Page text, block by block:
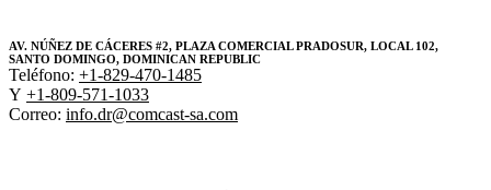
AV. NÚÑEZ DE CÁCERES #2, PLAZA COMERCIAL PRADOSUR, LOCAL 102,
SANTO DOMINGO, DOMINICAN REPUBLIC
Teléfono: +1-829-470-1485
Y +1-809-571-1033
Correo: info.dr@comcast-sa.com